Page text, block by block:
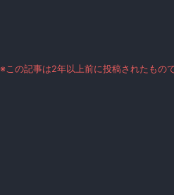
※この記事は2年以上前に投稿されたもの